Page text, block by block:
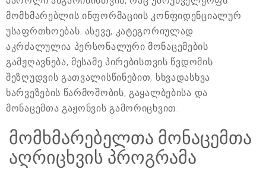
მომხმარებლის ინფორმაციის კონფიდენციალურ
უსაფრთხოებას. ასევე, კატეგორიულად
აკრძალულია პერსონალური მონაცემების
გამჟღავნება, მესამე პირებისთვის წვდომის
შეზღუდვის გათვალისწინებით, სხვადასხვა
ხარვეზების წარმოშობის, გაყალბებისა და
მონაცემთა გაჟონვის გამორიცხვით.
მომხმარებელთა მონაცემთა
აღრიცხვის პროგრამა